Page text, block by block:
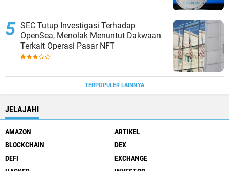
SEC Tutup Investigasi Terhadap
OpenSea, Menolak Menuntut Dakwaan
Terkait Operasi Pasar NFT
TERPOPULER LAINNYA
JELAJAHI
AMAZON
ARTIKEL
BLOCKCHAIN
DEX
DEFI
EXCHANGE